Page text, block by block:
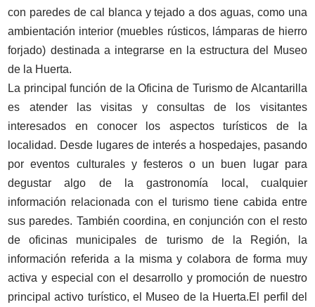
con paredes de cal blanca y tejado a dos aguas, como una
ambientación interior (muebles rústicos, lámparas de hierro
forjado) destinada a integrarse en la estructura del Museo
de la Huerta.
La principal función de la Oficina de Turismo de Alcantarilla
es atender las visitas y consultas de los visitantes
interesados en conocer los aspectos turísticos de la
localidad. Desde lugares de interés a hospedajes, pasando
por eventos culturales y festeros o un buen lugar para
degustar algo de la gastronomía local, cualquier
información relacionada con el turismo tiene cabida entre
sus paredes. También coordina, en conjunción con el resto
de oficinas municipales de turismo de la Región, la
información referida a la misma y colabora de forma muy
activa y especial con el desarrollo y promoción de nuestro
principal activo turístico, el Museo de la Huerta.El perfil del